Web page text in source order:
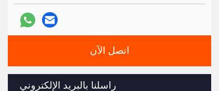
اتصل الآن
راسلنا بالبريد الإلكتروني